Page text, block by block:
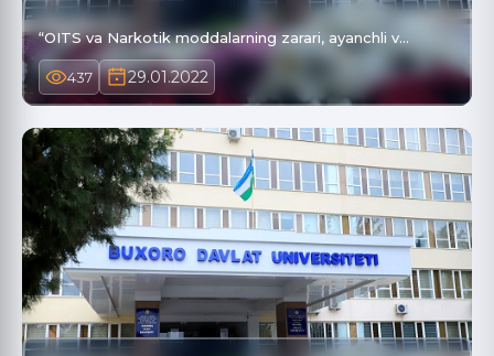
“OITS va Narkotik moddalarning zarari, ayanchli v…
437 29.01.2022